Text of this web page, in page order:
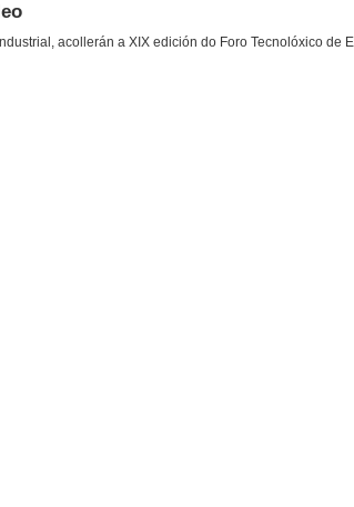
acollerán a XIX edición do Foro Tecnolóxico de